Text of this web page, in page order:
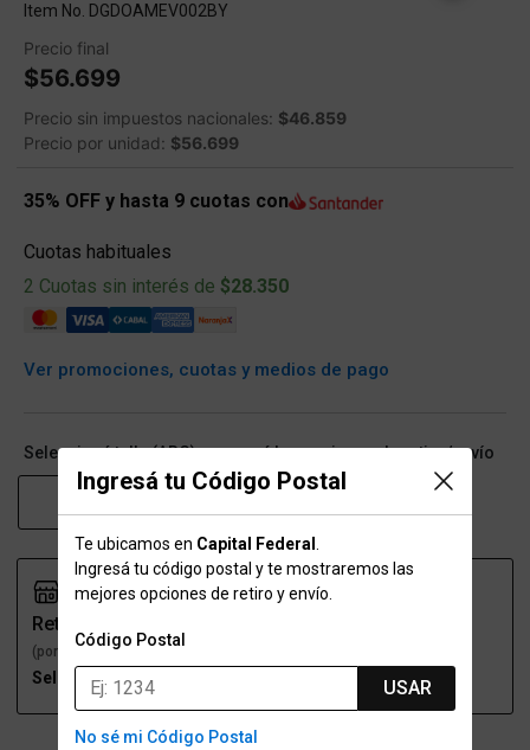
Ingresá tu Código Postal
Te ubicamos en Capital Federal
Ingresá tu código postal y te mostraremos las
mejores opciones de retiro y envío.
Código Postal
USAR
No sé mi Código Postal
Item No. DGDOAMEV002BY
Precio final
$56.699
Precio sin impuestos nacionales: $46.859
Precio por unidad: $56.699
35% OFF y hasta 9 cuotas con
Cuotas habituales
2 Cuotas sin interés de $28.350
Ver promociones, cuotas y medios de pago
Seleccioná talle (ARG) y conocé las opciones de retiro/envío
Retiro
(por una sucursal)
Seleccioná talle Seleccioná talle